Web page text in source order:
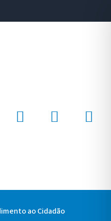
ao Cidadão